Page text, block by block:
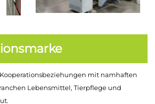
mit namhaften
Lebensmittel, Tierpflege und